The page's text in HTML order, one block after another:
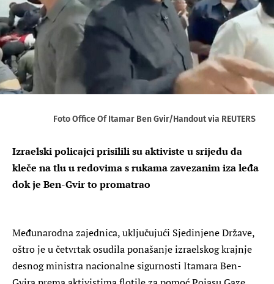
Foto Office Of Itamar Ben Gvir/Handout via REUTERS
Izraelski policajci prisilili su aktiviste u srijedu da
kleče na tlu u redovima s rukama zavezanim iza leđa
dok je Ben-Gvir to promatrao
Međunarodna zajednica, uključujući Sjedinjene Države,
oštro je u četvrtak osudila ponašanje izraelskog krajnje
desnog ministra nacionalne sigurnosti Itamara ​Ben-